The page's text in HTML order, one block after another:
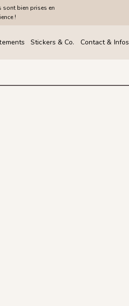
sont bien prises en
!
Stickers & Co. Contact & Infos